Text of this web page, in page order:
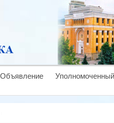
Объявление